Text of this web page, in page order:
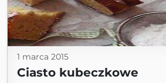
1 marca 2015
Ciasto kubeczkowe